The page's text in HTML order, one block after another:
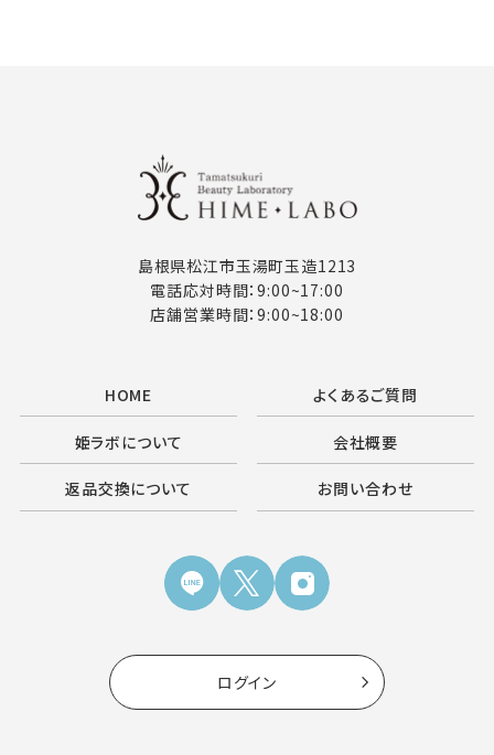
島根県松江市玉湯町玉造1213
電話応対時間：9:00~17:00
店舗営業時間：9:00~18:00
HOME よくあるご質問
姫ラボについて 会社概要
返品交換について お問い合わせ
ログイン